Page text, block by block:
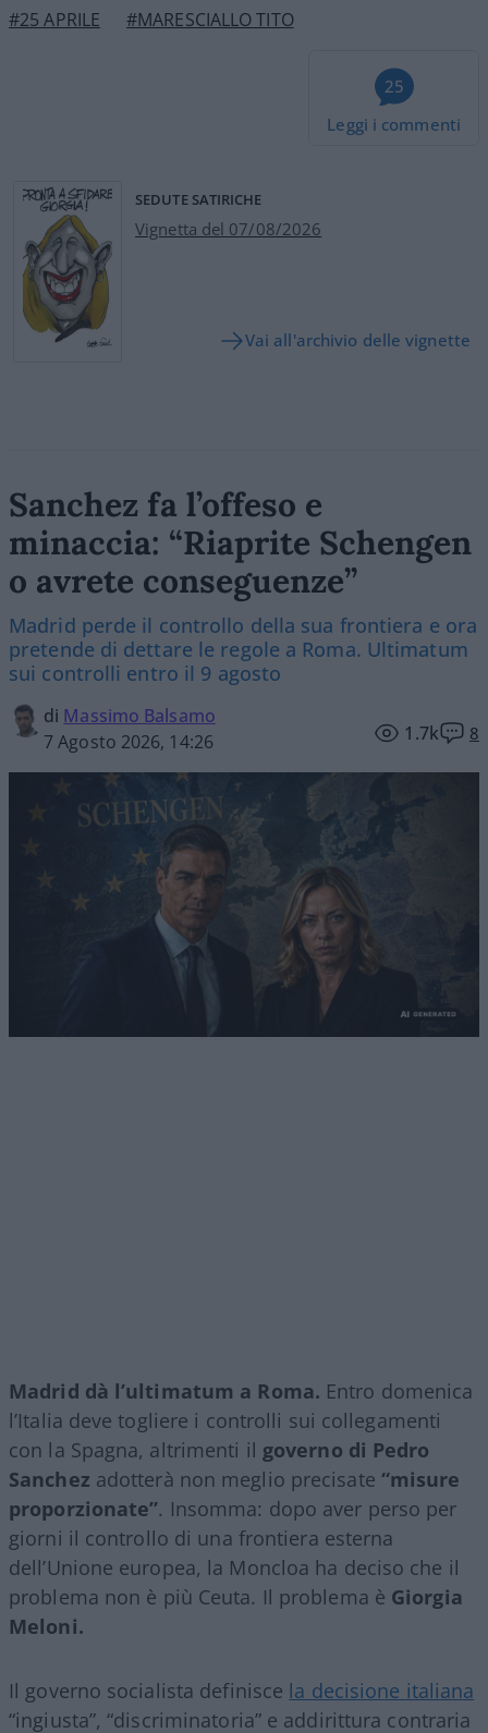
#25 APRILE #MARESCIALLO TITO
25
Leggi i commenti
SEDUTE SATIRICHE
Vignetta del 07/08/2026
Vai all'archivio delle vignette
Sanchez fa l’offeso e
minaccia: “Riaprite Schengen
o avrete conseguenze”
Madrid perde il controllo della sua frontiera e ora
pretende di dettare le regole a Roma. Ultimatum
sui controlli entro il 9 agosto
di Massimo Balsamo
7 Agosto 2026, 14:26
1.7k 8
Madrid dà l’ultimatum a Roma. Entro domenica
l’Italia deve togliere i controlli sui collegamenti
con la Spagna, altrimenti il governo di Pedro
Sanchez adotterà non meglio precisate “misure
proporzionate”. Insomma: dopo aver perso per
giorni il controllo di una frontiera esterna
dell’Unione europea, la Moncloa ha deciso che il
problema non è più Ceuta. Il problema è Giorgia
Meloni.
Il governo socialista definisce la decisione italiana
“ingiusta”, “discriminatoria” e addirittura contraria